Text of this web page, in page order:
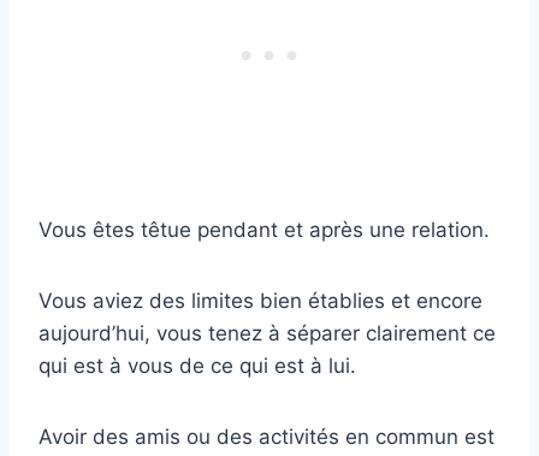
Vous êtes têtue pendant et après une relation.
Vous aviez des limites bien établies et encore
aujourd’hui, vous tenez à séparer clairement ce
qui est à vous de ce qui est à lui.
Avoir des amis ou des activités en commun est